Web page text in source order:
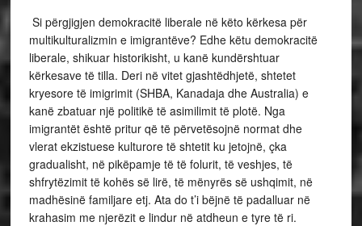
Si përgjigjen demokracitë liberale në këto kërkesa për
multikulturalizmin e imigrantëve? Edhe këtu demokracitë
liberale, shikuar historikisht, u kanë kundërshtuar
kërkesave të tilla. Deri në vitet gjashtëdhjetë, shtetet
kryesore të imigrimit (SHBA, Kanadaja dhe Australia) e
kanë zbatuar një politikë të asimilimit të plotë. Nga
imigrantët është pritur që të përvetësojnë normat dhe
vlerat ekzistuese kulturore të shtetit ku jetojnë, çka
gradualisht, në pikëpamje të të folurit, të veshjes, të
shfrytëzimit të kohës së lirë, të mënyrës së ushqimit, në
madhësinë familjare etj. Ata do t’i bëjnë të padalluar në
krahasim me njerëzit e lindur në atdheun e tyre të ri.